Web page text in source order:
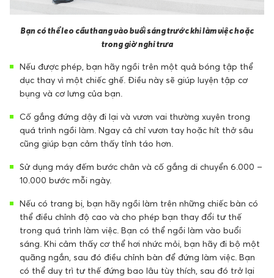
Bạn có thể leo cầu thang vào buổi sáng trước khi làm việc hoặc
trong giờ nghỉ trưa
Nếu được phép, bạn hãy ngồi trên một quả bóng tập thể
dục thay vì một chiếc ghế. Điều này sẽ giúp luyện tập cơ
bụng và cơ lưng của bạn.
Cố gắng đứng dậy đi lại và vươn vai thường xuyên trong
quá trình ngồi làm. Ngay cả chỉ vươn tay hoặc hít thở sâu
cũng giúp bạn cảm thấy tỉnh táo hơn.
Sử dụng máy đếm bước chân và cố gắng di chuyển 6.000 –
10.000 bước mỗi ngày.
Nếu có trang bị, bạn hãy ngồi làm trên những chiếc bàn có
thể điều chỉnh độ cao và cho phép bạn thay đổi tư thế
trong quá trình làm việc. Bạn có thể ngồi làm vào buổi
sáng. Khi cảm thấy cơ thể hơi nhức mỏi, bạn hãy đi bộ một
quãng ngắn, sau đó điều chỉnh bàn để đứng làm việc. Bạn
có thể duy trì tư thế đứng bao lâu tùy thích, sau đó trở lại